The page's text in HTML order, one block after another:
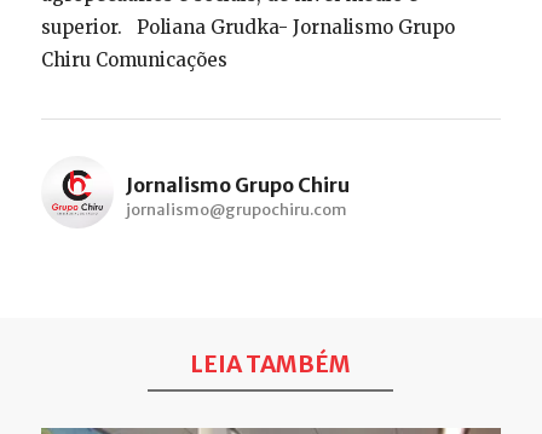
superior. Poliana Grudka- Jornalismo Grupo
Chiru Comunicações
Jornalismo Grupo Chiru
jornalismo@grupochiru.com
LEIA TAMBÉM